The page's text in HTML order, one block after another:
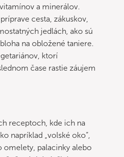
a minerálov.
cesta, zákuskov,
jedlách, ako sú
na obložené taniere.
ktorí
čase rastie záujem
receptoch, kde ich na
napríklad „volské oko“,
omelety, palacinky alebo